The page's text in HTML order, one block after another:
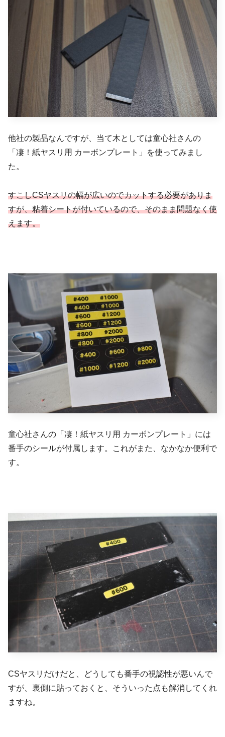
他社の製品なんですが、当て木としては童心社さんの
「凄！紙ヤスリ用 カーボンプレート」を使ってみまし
た。
すこしCSヤスリの幅が広いのでカットする必要がありま
すが、粘着シートが付いているので、そのまま問題なく使
えます。
童心社さんの「凄！紙ヤスリ用 カーボンプレート」には
番手のシールが付属します。これがまた、なかなか便利で
す。
CSヤスリだけだと、どうしても番手の視認性が悪いんで
すが、裏側に貼っておくと、そういった点も解消してくれ
ますね。